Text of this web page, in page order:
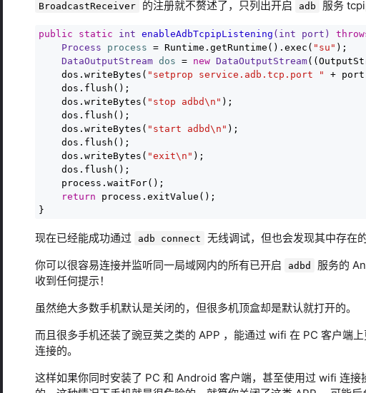
BroadcastReceiver 的注册就不赘述了，只列出开启 adb 服务
public static int enableAdbTcpipListening ( int port)
Process
process = Runtime.getRuntime().exec( "su" );
DataOutputStream dos = new DataOutputStream
    dos.writeBytes(
"setprop service.adb.tcp.port " +
    dos.flush();
    dos.writeBytes(
"stop adbd\n" );
    dos.flush();
    dos.writeBytes(
"start adbd\n" );
    dos.flush();
    dos.writeBytes(
"exit\n" );
    dos.flush();
    process.waitFor();
return process.exitValue();
}
现在已经能成功通过 adb connect
无线调试，但也会发现其中存在
你可以很容易连接并监听同一局域网内的所有已开启
adbd
服务的
收到任何提示！
虽然绝大多数手机默认是关闭的，但很多机顶盒却是默认就打开的。
而且很多手机还装了豌豆荚之类的 APP ，能通过 wifi 在 PC 客户端
连接的。
这样如果你同时安装了 PC 和 Android 客户端，甚至使用过 wifi 连接